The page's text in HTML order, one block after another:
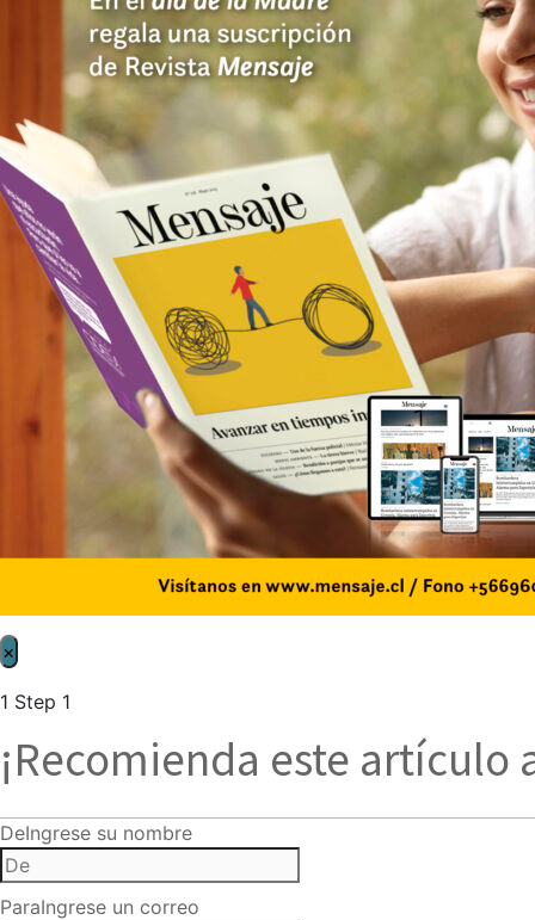
×
1 Step 1
¡Recomienda este artículo
DeIngrese su nombre
ParaIngrese un correo